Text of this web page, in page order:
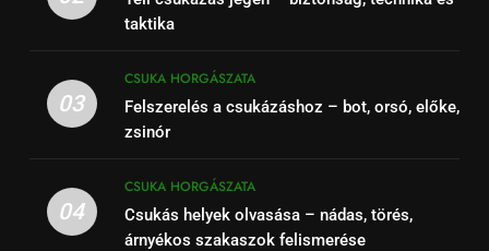
taktika
03
CSUKA HORGÁSZATA
Felszerelés a csukázáshoz – bot, orsó, előke,
zsinór
04
CSUKA HORGÁSZATA
Csukás helyek olvasása – nádas, törés,
árnyékos szakaszok felismerése